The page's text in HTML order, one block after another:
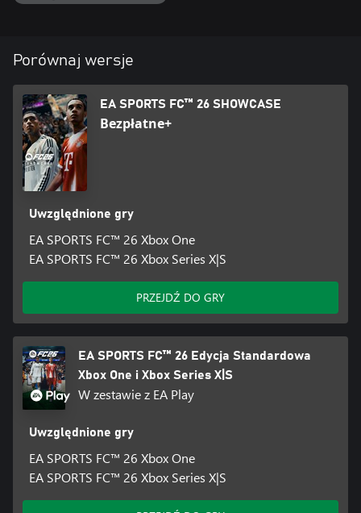
© 2025 Electronic Arts Inc. Electronic Arts, EA, EA SPORTS, logo
EA SPORTS, EA SPORTS FC, logo EA SPORTS FC, Frostbite, logo
Frostbite, Football Ultimate Team i Ultimate Team są znakami
towarowymi Electronic Arts Inc.
Porównaj wersje
EA SPORTS FC™ 26 SHOWCASE
Bezpłatne+
Uwzględnione gry
EA SPORTS FC™ 26 Xbox One
EA SPORTS FC™ 26 Xbox Series X|S
PRZEJDŹ DO GRY
EA SPORTS FC™ 26 Edycja Standardowa
Xbox One i Xbox Series X|S
W zestawie z EA Play
Uwzględnione gry
EA SPORTS FC™ 26 Xbox One
EA SPORTS FC™ 26 Xbox Series X|S